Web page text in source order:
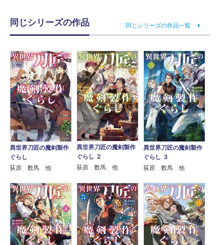
同じシリーズの作品 同じシリーズの作品一覧
異世界刀匠の魔剣製作
ぐらし
荻原 数馬 他
異世界刀匠の魔剣製作
ぐらし ２
荻原 数馬 他
異世界刀匠の魔剣製作
ぐらし ３
荻原 数馬 他